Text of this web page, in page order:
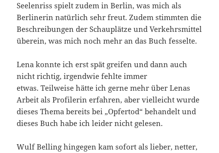
Seelenriss spielt zudem in Berlin, was mich als
Berlinerin natürlich sehr freut. Zudem stimmten die
Beschreibungen der Schauplätze und Verkehrsmittel
überein, was mich noch mehr an das Buch fesselte.
Lena konnte ich erst spät greifen und dann auch
nicht richtig, irgendwie fehlte immer
etwas. Teilweise hätte ich gerne mehr über Lenas
Arbeit als Profilerin erfahren, aber vielleicht wurde
dieses Thema bereits bei „Opfertod“ behandelt und
dieses Buch habe ich leider nicht gelesen.
Wulf Belling hingegen kam sofort als lieber, netter,